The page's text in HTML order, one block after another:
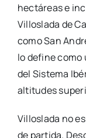
hectáreas e
Villoslada de
como San
lo define como
del Sistema
altitudes
Villoslada no
de partida.